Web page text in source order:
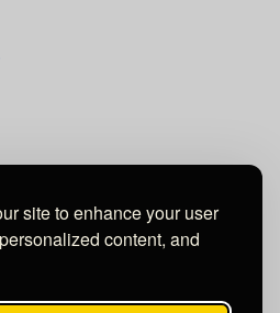
site to enhance your user
content, and